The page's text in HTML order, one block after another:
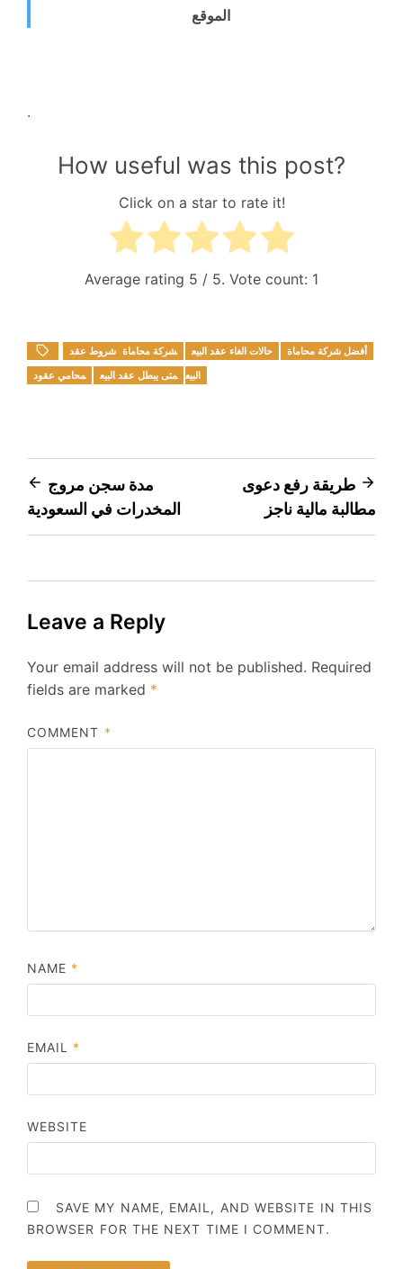
الموقع
.
How useful was this post?
Click on a star to rate it!
Average rating 5 / 5. Vote count: 1
أفضل شركة محاماة حالات الغاء عقد البيع شركة محاماة شروط عقد
البيع
متى يبطل عقد البيع محامي عقود
Post
navigation
مدة سجن مروج
المخدرات في السعودية
طريقة رفع دعوى
مطالبة مالية ناجز
Leave a Reply
Your email address will not be published. Required
fields are marked *
COMMENT *
NAME *
EMAIL *
WEBSITE
SAVE MY NAME, EMAIL, AND WEBSITE IN THIS
BROWSER FOR THE NEXT TIME I COMMENT.